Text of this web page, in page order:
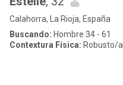
Calahorra, La Rioja, España
Buscando: Hombre 34 - 61
Contextura Física: Robusto/a